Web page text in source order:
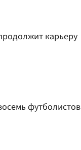
карьеру
футболистов